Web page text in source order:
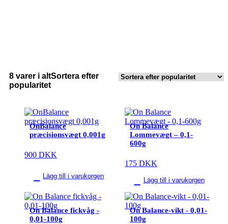
8 varer i altSortera efter
popularitet
OnBalance
præcisionsvægt 0,001g
900 DKK
Lägg till i varukorgen
On Balance
Lommevægt – 0,1-
600g
175DKK
Lägg till i varukorgen
On Balance fickvåg -
0,01-100g
On Balance-vikt - 0,01-
100g